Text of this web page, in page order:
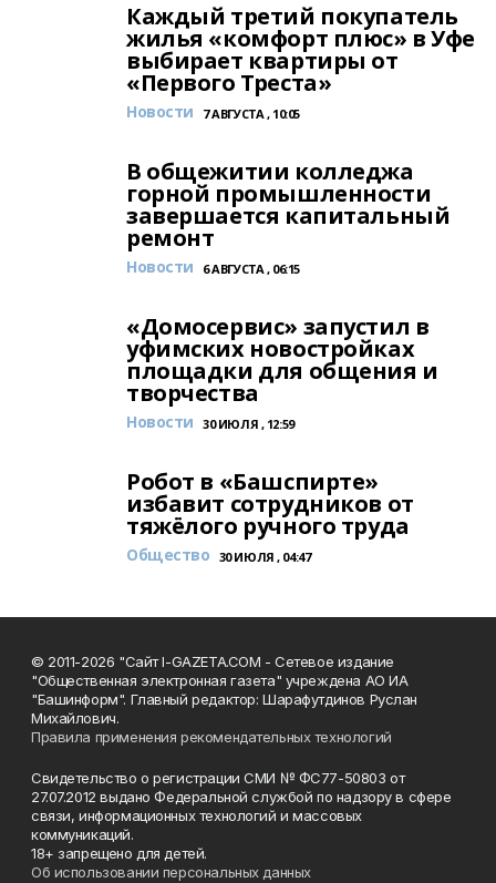
Каждый третий покупатель
жилья «комфорт плюс» в Уфе
выбирает квартиры от
«Первого Треста»
Новости 7 АВГУСТА , 10:05
В общежитии колледжа
горной промышленности
завершается капитальный
ремонт
Новости 6 АВГУСТА , 06:15
«Домосервис» запустил в
уфимских новостройках
площадки для общения и
творчества
Новости 30 ИЮЛЯ , 12:59
Робот в «Башспирте»
избавит сотрудников от
тяжёлого ручного труда
Общество 30 ИЮЛЯ , 04:47
© 2011-2026 "Сайт I-GAZETA.COM - Сетевое издание
"Общественная электронная газета" учреждена АО ИА
"Башинформ". Главный редактор: Шарафутдинов Руслан
Михайлович.
Правила применения рекомендательных технологий
Свидетельство о регистрации СМИ № ФС77-50803 от
27.07.2012 выдано Федеральной службой по надзору в сфере
связи, информационных технологий и массовых
коммуникаций.
18+ запрещено для детей.
Об использовании персональных данных